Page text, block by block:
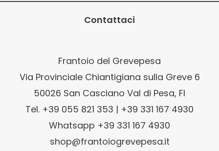
Contattaci
Frantoio del Grevepesa
Via Provinciale Chiantigiana sulla Greve 6
50026 San Casciano Val di Pesa, FI
Tel. +39 055 821 353 | +39 331 167 4930
Whatsapp +39 331 167 4930
shop@frantoiogrevepesa.it